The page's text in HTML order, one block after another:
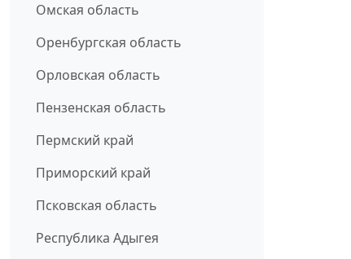
Омская область
Оренбургская область
Орловская область
Пензенская область
Пермский край
Приморский край
Псковская область
Республика Адыгея